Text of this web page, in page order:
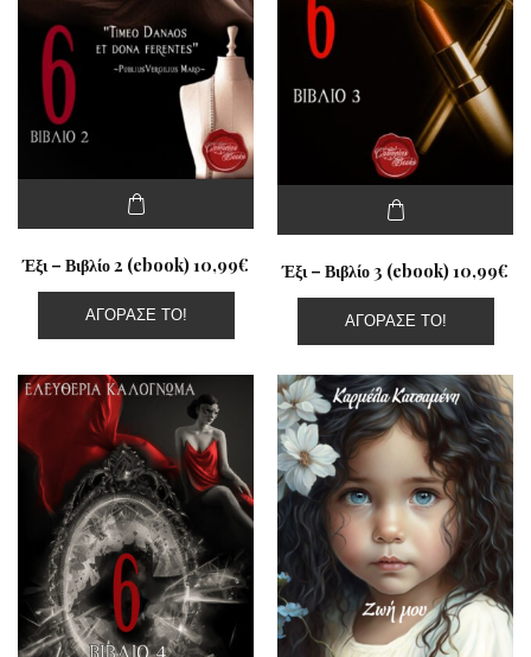
Έξι – Βιβλίο 2 (ebook) 10,99€
ΑΓΌΡΑΣΕ ΤΟ!
Έξι – Βιβλίο 3 (ebook) 10,99€
ΑΓΌΡΑΣΕ ΤΟ!